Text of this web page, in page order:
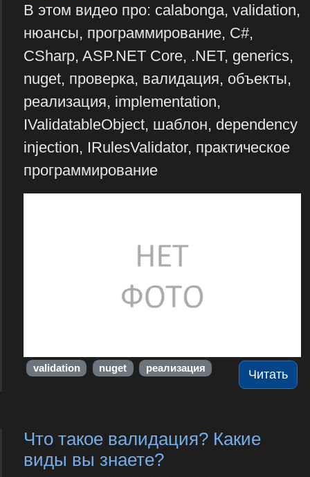
В этом видео про: calabonga, validation,
нюансы, программирование, C#,
CSharp, ASP.NET Core, .NET, generics,
nuget, проверка, валидация, объекты,
реализация, implementation,
IValidatableObject, шаблон, dependency
injection, IRulesValidator, практическое
программирование
Читать
validation nuget реализация
Что такое валидация? Какие
виды вы знаете?